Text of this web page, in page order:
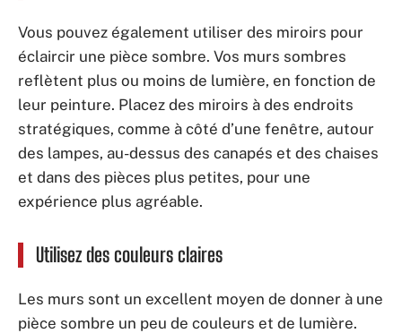
Vous pouvez également utiliser des miroirs pour
éclaircir une pièce sombre. Vos murs sombres
reflètent plus ou moins de lumière, en fonction de
leur peinture. Placez des miroirs à des endroits
stratégiques, comme à côté d’une fenêtre, autour
des lampes, au-dessus des canapés et des chaises
et dans des pièces plus petites, pour une
expérience plus agréable.
Utilisez des couleurs claires
Les murs sont un excellent moyen de donner à une
pièce sombre un peu de couleurs et de lumière.